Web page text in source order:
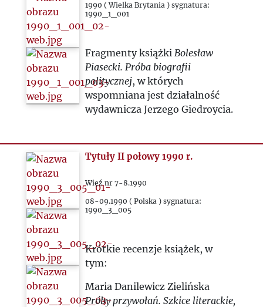
2022
2023
2024
1990 ( Wielka Brytania ) sygnatura:
1990_1_001
Fragmenty książkiBolesław
Piasecki. Próba biografii
politycznej, w których
wspomniana jest działalność
wydawnicza Jerzego Giedroycia.
Tytuły II połowy 1990 r.
Więź nr 7-8.1990
08-09.1990 ( Polska ) sygnatura:
1990_3_005
Krótkie recenzje książek, w
tym:
Maria Danilewicz Zielińska
Próby przywołań. Szkice literackie,